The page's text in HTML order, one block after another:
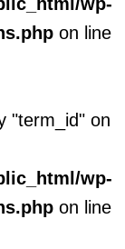
on line
"term_id" on
wp-
on line